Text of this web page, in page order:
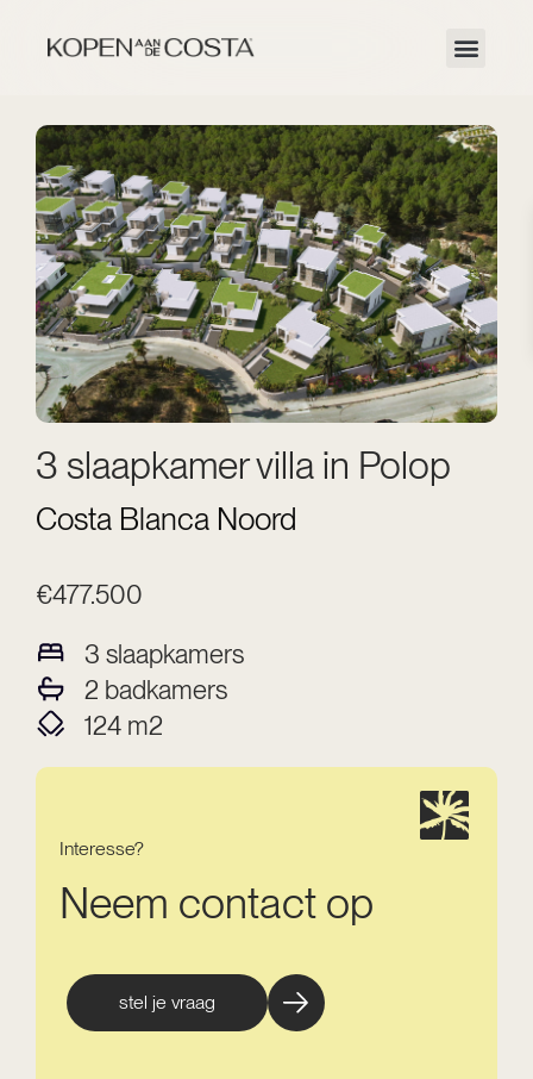
3 slaapkamer villa in Polop
Costa Blanca Noord
€477.500
3 slaapkamers
2 badkamers
124 m2
Interesse?
Neem contact op
stel je vraag